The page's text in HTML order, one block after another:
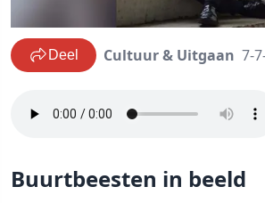
Deel Cultuur & Uitgaan 7-
Buurtbeesten in beeld